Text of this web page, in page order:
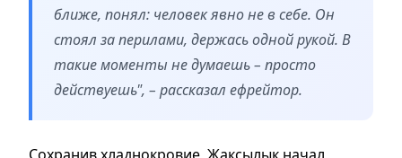
ближе, понял: человек явно не в себе. Он
стоял за перилами, держась одной рукой. В
такие моменты не думаешь – просто
действуешь", – рассказал ефрейтор.
Сохранив хладнокровие, Жаксылык начал